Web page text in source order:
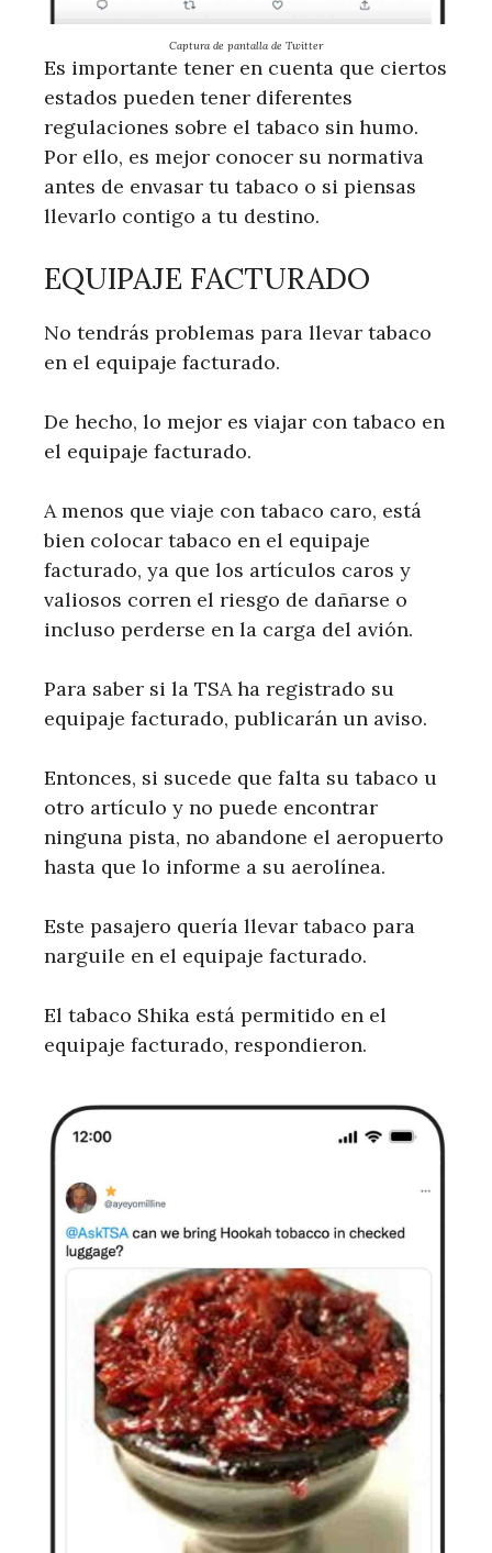
Captura de pantalla de Twitter
Es importante tener en cuenta que ciertos
estados pueden tener diferentes
regulaciones sobre el tabaco sin humo.
Por ello, es mejor conocer su normativa
antes de envasar tu tabaco o si piensas
llevarlo contigo a tu destino.
EQUIPAJE FACTURADO
No tendrás problemas para llevar tabaco
en el equipaje facturado.
De hecho, lo mejor es viajar con tabaco en
el equipaje facturado.
A menos que viaje con tabaco caro, está
bien colocar tabaco en el equipaje
facturado, ya que los artículos caros y
valiosos corren el riesgo de dañarse o
incluso perderse en la carga del avión.
Para saber si la TSA ha registrado su
equipaje facturado, publicarán un aviso.
Entonces, si sucede que falta su tabaco u
otro artículo y no puede encontrar
ninguna pista, no abandone el aeropuerto
hasta que lo informe a su aerolínea.
Este pasajero quería llevar tabaco para
narguile en el equipaje facturado.
El tabaco Shika está permitido en el
equipaje facturado, respondieron.